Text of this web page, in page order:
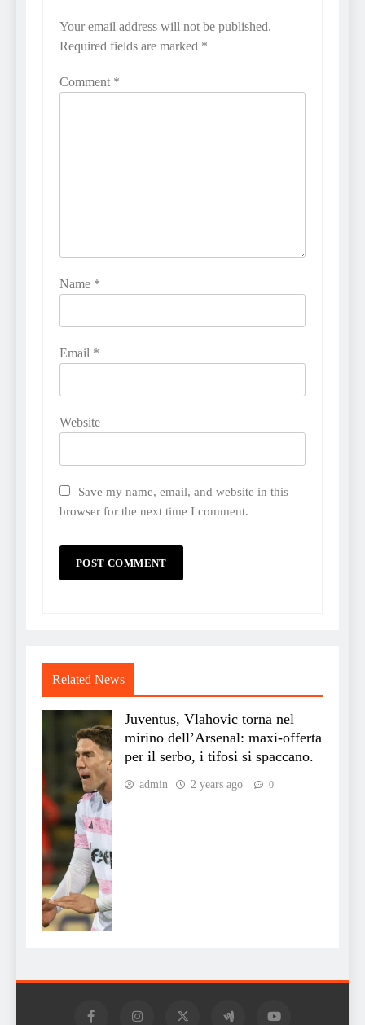
Your email address will not be published.
Required fields are marked *
Comment *
Name *
Email *
Website
Save my name, email, and website in this
browser for the next time I comment.
Related News
Juventus, Vlahovic torna nel
mirino dell’Arsenal: maxi-offerta
per il serbo, i tifosi si spaccano.
admin 2 years ago 0